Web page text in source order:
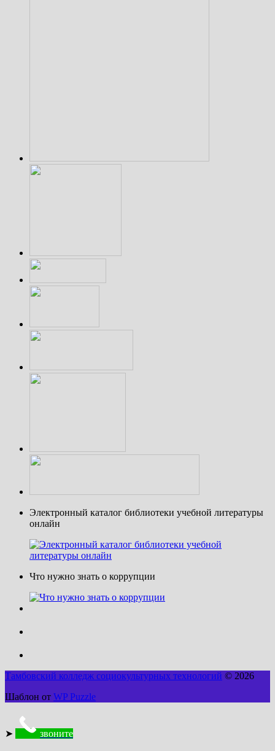
Электронный каталог библиотеки учебной литературы
онлайн
Что нужно знать о коррупции
Тамбовский колледж социокультурных технологий © 2026
Шаблон от WP Puzzle
➤ звоните